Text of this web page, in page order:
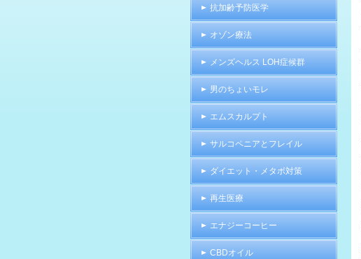
抗加齢予防医学
オゾン療法
メンズヘルス LOH症候群
男のちょいモレ
エムスカルプト
サルコペニアとフレイル
ダイエット・メタボ対策
再生医療
エナジーコーヒー
CBDオイル